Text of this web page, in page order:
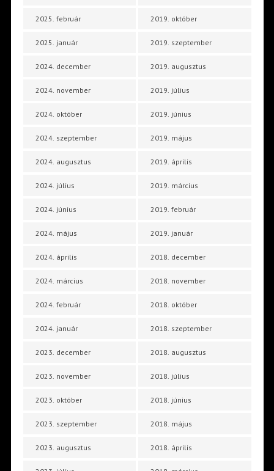
2025. február
2025. január
2024. december
2024. november
2024. október
2024. szeptember
2024. augusztus
2024. július
2024. június
2024. május
2024. április
2024. március
2024. február
2024. január
2023. december
2023. november
2023. október
2023. szeptember
2023. augusztus
2019. október
2019. szeptember
2019. augusztus
2019. július
2019. június
2019. május
2019. április
2019. március
2019. február
2019. január
2018. december
2018. november
2018. október
2018. szeptember
2018. augusztus
2018. július
2018. június
2018. május
2018. április